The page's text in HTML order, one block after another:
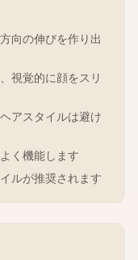
向の伸びを作り出
視覚的に顔をスリ
アスタイルは避け
く機能します
ルが推奨されます